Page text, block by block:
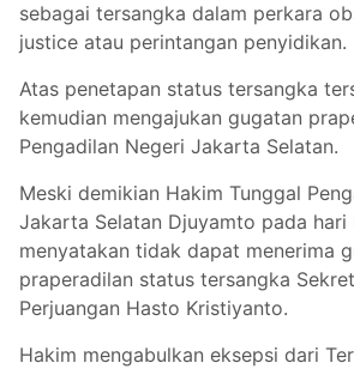
sebagai tersangka dalam perkara
justice atau perintangan penyidikan.
Atas penetapan status tersangka
kemudian mengajukan gugatan
Pengadilan Negeri Jakarta Selatan.
Meski demikian Hakim Tunggal
Jakarta Selatan Djuyamto pada hari
menyatakan tidak dapat menerima
praperadilan status tersangka
Perjuangan Hasto Kristiyanto.
Hakim mengabulkan eksepsi dari